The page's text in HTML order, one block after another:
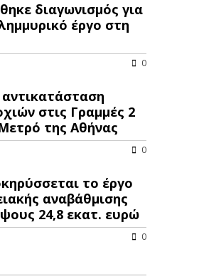
διαγωνισμός για
έργο στη
0
στις Γραμμές 2
της Αθήνας
0
το έργο
αναβάθμισης
24,8 εκατ. ευρώ
0